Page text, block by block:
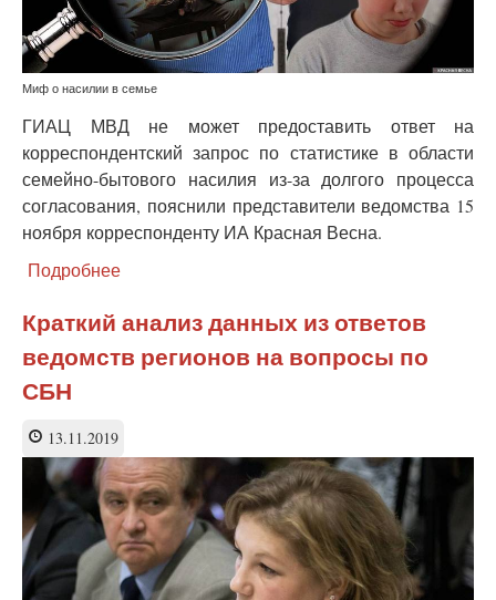
Миф о насилии в семье
ГИАЦ МВД не может предоставить ответ на
корреспондентский запрос по статистике в области
семейно-бытового насилия из-за долгого процесса
согласования, пояснили представители ведомства 15
ноября корреспонденту ИА Красная Весна.
Подробнее
боится
дать
ответ
бытовому
насилию?
Краткий анализ данных из ответов
ведомств регионов на вопросы по
СБН
13.11.2019